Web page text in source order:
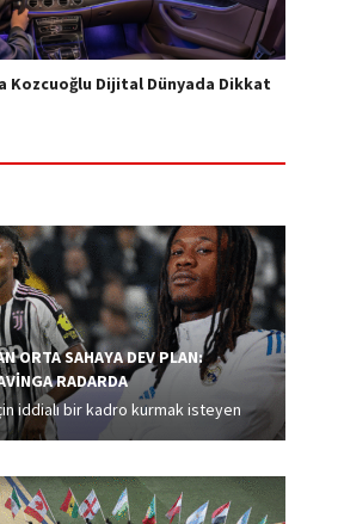
Kozcuoğlu Dijital Dünyada Dikkat
ORTA SAHAYA DEV PLAN:
RADARDA
iddialı bir kadro kurmak isteyen
iki dünya yıldızını aldı. Sarı-